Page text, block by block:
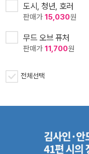
도시, 청년, 호러
판매가 15,030원
무드 오브 퓨처
판매가 11,700원
전체선택